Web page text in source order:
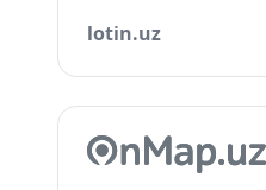
lotin.uz